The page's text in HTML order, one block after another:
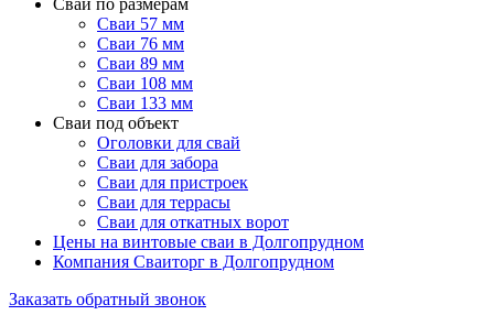
Сваи по размерам
Сваи 57 мм
Сваи 76 мм
Сваи 89 мм
Сваи 108 мм
Сваи 133 мм
Сваи под объект
Оголовки для свай
Сваи для забора
Сваи для пристроек
Сваи для террасы
Сваи для откатных ворот
Цены на винтовые сваи в Долгопрудном
Компания Сваиторг в Долгопрудном
Заказать обратный звонок